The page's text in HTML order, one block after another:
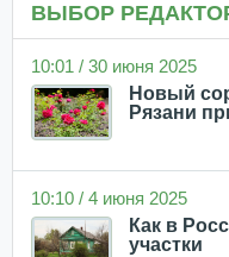
ВЫБОР
10:01 / 30 июня 2025
Новый
Рязани
10:10 / 4 июня 2025
Как в
участки